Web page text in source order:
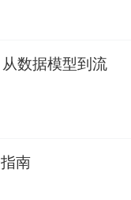
数据模型到流
南